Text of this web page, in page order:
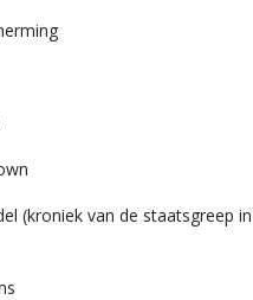
(kroniek van de staatsgreep